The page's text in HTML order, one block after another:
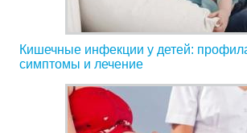
Кишечные инфекции у детей:
симптомы и лечение